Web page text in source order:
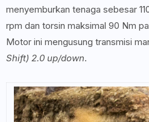
menyemburkan tenaga sebesar
rpm dan torsin maksimal 90 Nm
Motor ini mengusung transmisi
Shift) 2.0 up/down.